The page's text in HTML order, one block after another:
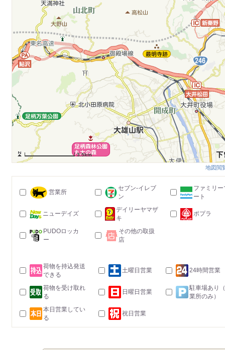
3.5km
地図閲
営業所
セブン-イレブ
ン
ファミリー
ート
ニューデイズ
デイリーヤマザ
キ
ポプラ
PUDOロッカ
ー
その他の取扱
店
荷物を持込発送
できる
土曜日営業 24時間営業
荷物を受け取れ
る
日曜日営業
駐車場あり
業所のみ）
本日営業してい
る
祝日営業